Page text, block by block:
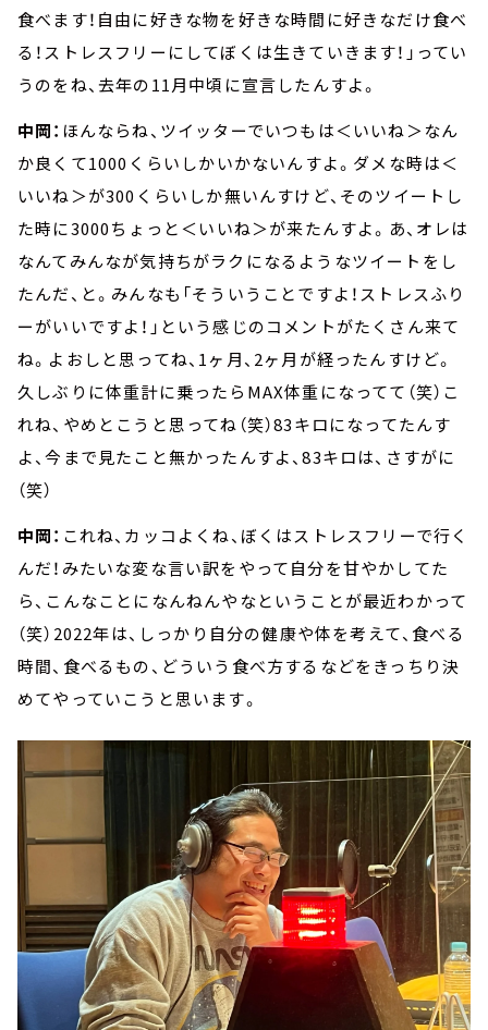
食べます！自由に好きな物を好きな時間に好きなだけ食べ
る！ストレスフリーにしてぼくは生きていきます！」ってい
うのをね、去年の11月中頃に宣言したんすよ。
中岡： ほんならね、ツイッターでいつもは＜いいね＞なん
か良くて1000くらいしかいかないんすよ。ダメな時は＜
いいね＞が300くらいしか無いんすけど、そのツイートし
た時に3000ちょっと＜いいね＞が来たんすよ。あ、オレは
なんてみんなが気持ちがラクになるようなツイートをし
たんだ、と。みんなも「そういうことですよ！ストレスふり
ーがいいですよ！」という感じのコメントがたくさん来て
ね。よおしと思ってね、1ヶ月、2ヶ月が経ったんすけど。
久しぶりに体重計に乗ったらMAX体重になってて（笑）こ
れね、やめとこうと思ってね（笑）83キロになってたんす
よ、今まで見たこと無かったんすよ、83キロは、さすがに
（笑）
中岡： これね、カッコよくね、ぼくはストレスフリーで行く
んだ！みたいな変な言い訳をやって自分を甘やかしてた
ら、こんなことになんねんやなということが最近わかって
（笑）2022年は、しっかり自分の健康や体を考えて、食べる
時間、食べるもの、どういう食べ方するなどをきっちり決
めてやっていこうと思います。